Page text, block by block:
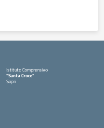
Istituto Comprensivo
"Santa Croce"
Sapri
— Visita la pagina iniziale della scuola